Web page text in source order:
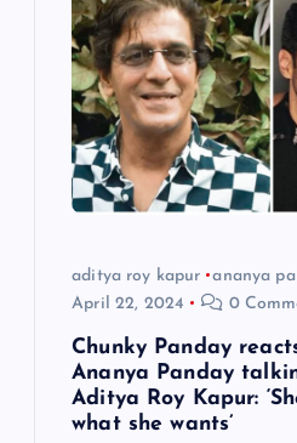
aditya roy kapur
ananya
April 22, 2024
0
Chunky Panday
Ananya Panday
Aditya Roy Kapur:
what she wants’